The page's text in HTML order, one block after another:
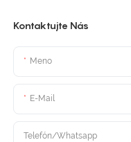
Kontaktujte Nás
Meno
E-Mail
Telefón/whatsapp